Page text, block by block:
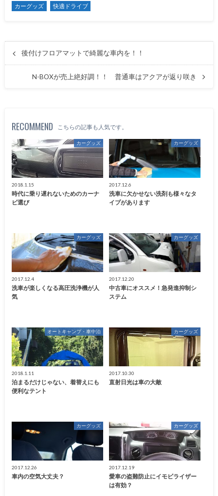
カーグッズ 快適ドライブ
後付けフロアマットで綺麗な車内を！！
N-BOXが売上絶好調！！ 普通車はアクアが返り咲き
RECOMMEND こちらの記事も人気です。
カーグッズ
2018.1.15
時代に乗り遅れないためのカーナ
ビ選び
カーグッズ
2017.12.6
洗車に欠かせない洗剤も様々なタ
イプがあります
カーグッズ
2017.12.4
洗車が楽しくなる高圧洗浄機が人
気
カーグッズ
2017.12.20
中古車にオススメ！急発進抑制シ
ステム
オートキャンプ・車中泊
2018.1.11
泊まるだけじゃない、着替えにも
便利なテント
カーグッズ
2017.10.30
直射日光は車の大敵
カーグッズ
2017.12.26
車内の空気大丈夫？
カーグッズ
2017.12.19
愛車の盗難防止にイモビライザー
は有効？